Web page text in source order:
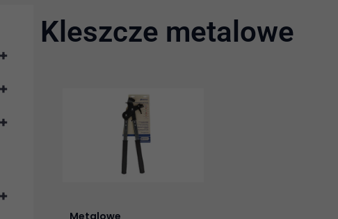
+
+
+
+
Kleszcze metalowe
Metalowe